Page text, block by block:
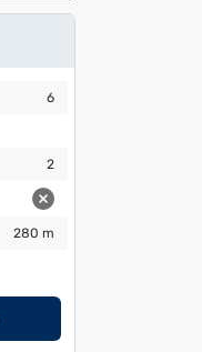
6
2
280 m